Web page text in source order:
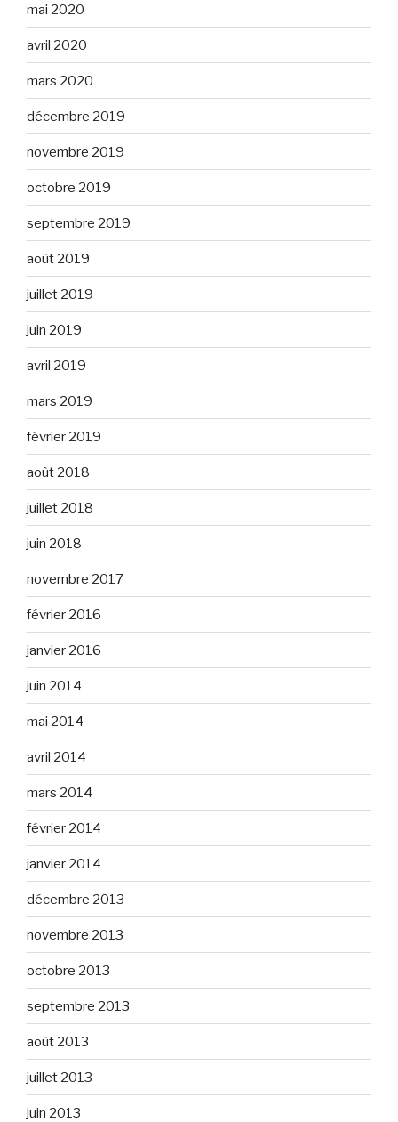
mai 2020
avril 2020
mars 2020
décembre 2019
novembre 2019
octobre 2019
septembre 2019
août 2019
juillet 2019
juin 2019
avril 2019
mars 2019
février 2019
août 2018
juillet 2018
juin 2018
novembre 2017
février 2016
janvier 2016
juin 2014
mai 2014
avril 2014
mars 2014
février 2014
janvier 2014
décembre 2013
novembre 2013
octobre 2013
septembre 2013
août 2013
juillet 2013
juin 2013